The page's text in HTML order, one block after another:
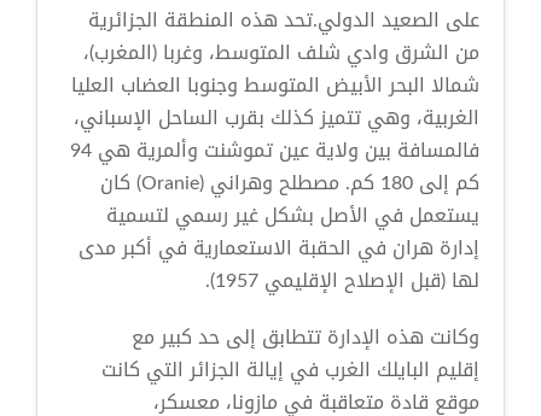
على الصعيد الدولي.تحد هذه المنطقة الجزائرية
من الشرق وادي شلف المتوسط، وغربا (المغرب)،
شمالا البحر الأبيض المتوسط وجنوبا العضاب العليا
الغربية، وهي تتميز كذلك بقرب الساحل الإسباني،
فالمسافة بين ولاية عين تموشنت وألمرية هي 94
كم إلى 180 كم. مصطلح وهراني (Oranie) كان
يستعمل في الأصل بشكل غير رسمي لتسمية
إدارة هران في الحقبة الاستعمارية في أكبر مدى
لها (قبل الإصلاح الإقليمي 1957).
وكانت هذه الإدارة تتطابق إلى حد كبير مع
إقليم البايلك الغرب في إيالة الجزائر التي كانت
موقع قادة متعاقبة في مازونا، معسكر،